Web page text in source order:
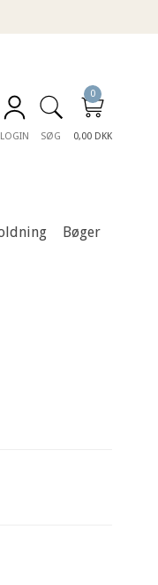
LOGIN SØG
0
0,00 DKK
Bøger